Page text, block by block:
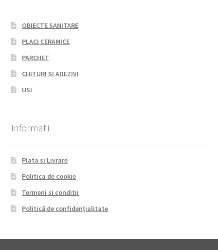
OBIECTE SANITARE
PLACI CERAMICE
PARCHET
CHITURI SI ADEZIVI
USI
Informatii
Plata si Livrare
Politica de cookie
Termeni si conditii
Politică de confidențialitate